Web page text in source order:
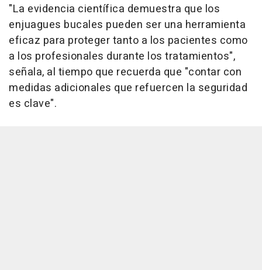
"La evidencia científica demuestra que los
enjuagues bucales pueden ser una herramienta
eficaz para proteger tanto a los pacientes como
a los profesionales durante los tratamientos",
señala, al tiempo que recuerda que "contar con
medidas adicionales que refuercen la seguridad
es clave".